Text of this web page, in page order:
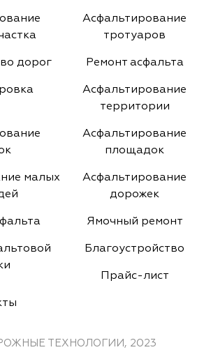
Асфальтирование
тротуаров
дорог Ремонт асфальта
Асфальтирование
территории
Асфальтирование
площадок
малых
Асфальтирование
дорожек
Ямочный ремонт
Благоустройство
Прайс-лист
ТЕХНОЛОГИИ, 2023